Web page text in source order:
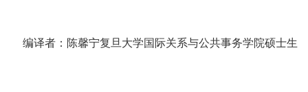
编译者：陈馨宁复旦大学国际关系与公共事务学院硕士生